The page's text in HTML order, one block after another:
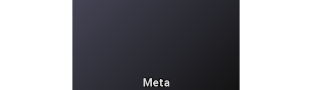
Meta